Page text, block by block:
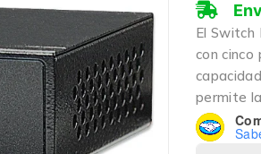
El
con
permite